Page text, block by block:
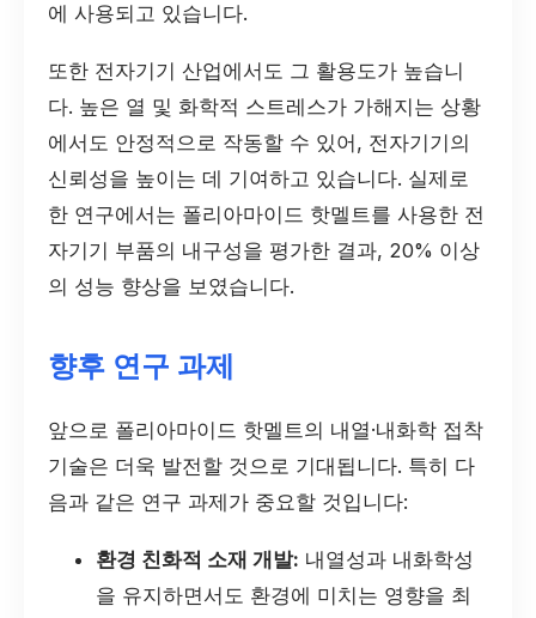
에 사용되고 있습니다.
또한 전자기기 산업에서도 그 활용도가 높습니
다. 높은 열 및 화학적 스트레스가 가해지는 상황
에서도 안정적으로 작동할 수 있어, 전자기기의
신뢰성을 높이는 데 기여하고 있습니다. 실제로
한 연구에서는 폴리아마이드 핫멜트를 사용한 전
자기기 부품의 내구성을 평가한 결과, 20% 이상
의 성능 향상을 보였습니다.
향후 연구 과제
앞으로 폴리아마이드 핫멜트의 내열·내화학 접착
기술은 더욱 발전할 것으로 기대됩니다. 특히 다
음과 같은 연구 과제가 중요할 것입니다:
환경 친화적 소재 개발: 내열성과 내화학성
을 유지하면서도 환경에 미치는 영향을 최